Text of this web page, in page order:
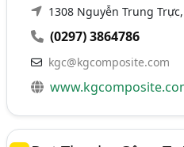
1308 Nguyễn Trung
(0297) 3864786
kgc@kgcomposite.com